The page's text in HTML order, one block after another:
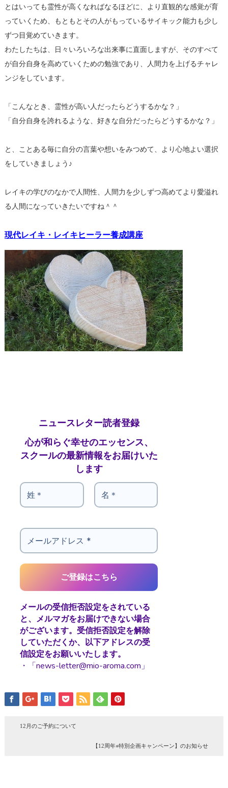
とはいっても霊性が高くなればなるほどに、より直観的な感覚が育
っていくため、もともとその人がもっているサイキック能力も少し
ずつ目覚めていきます。
わたしたちは、日々いろいろな出来事に直面しますが、そのすべて
が自分自身を高めていくための勉強であり、人間力を上げるチャレ
ンジをしています。
「こんなとき、霊性が高い人だったらどうするかな？」
「自分自身を誇れるような、好きな自分だったらどうするかな？」
と、ことある毎に自分の言葉や想いをみつめて、より心地よい選択
をしていきましょう♪
レイキの学びのなかで人間性、人間力を少しずつ高めてより愛溢れ
る人間になっていきたいですね＾＾
現代レイキ・レイキヒーラー養成講座
ニュースレター読者登録
心が和らぐ幸せのエッセンス、
スクールの最新情報をお届けいた
します
メールの受信拒否設定をされている
と、メルマガをお届けできない場合
がございます。受信拒否設定を解除
していただくか、以下アドレスの受
信設定をお願いいたします。
・「news-letter@mio-aroma.com」
12月のご予約について
【12周年⭐︎特別企画キャンペーン】のお知らせ